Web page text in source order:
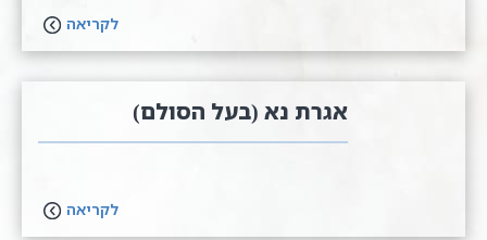
לקריאה
אגרת נא (בעל הסולם)
לקריאה